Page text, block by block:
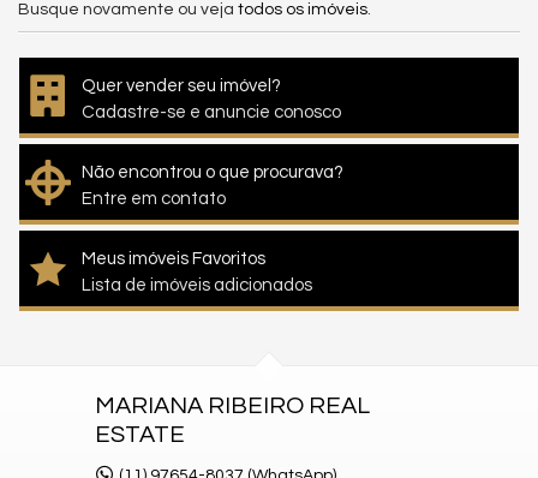
Busque novamente ou veja todos os imóveis.
Quer vender seu imóvel?
Cadastre-se e anuncie conosco
Não encontrou o que procurava?
Entre em contato
Meus imóveis Favoritos
Lista de imóveis adicionados
MARIANA RIBEIRO REAL
ESTATE